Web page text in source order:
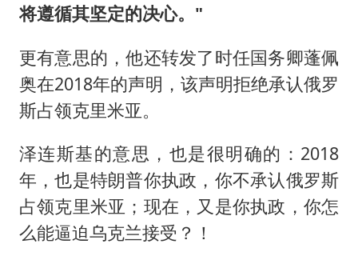
将遵循其坚定的决心。"
更有意思的，他还转发了时任国务卿蓬佩
奥在2018年的声明，该声明拒绝承认俄罗
斯占领克里米亚。
泽连斯基的意思，也是很明确的：2018
年，也是特朗普你执政，你不承认俄罗斯
占领克里米亚；现在，又是你执政，你怎
么能逼迫乌克兰接受？！